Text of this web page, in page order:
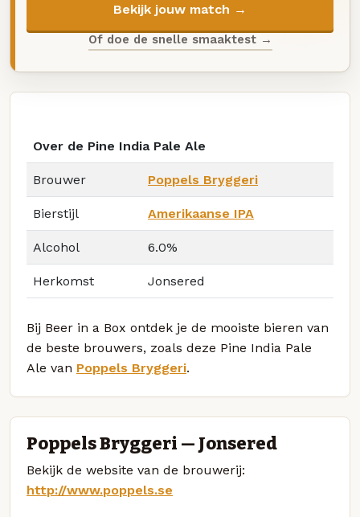
Bekijk jouw match →
Of doe de snelle smaaktest →
Over de Pine India Pale Ale
Brouwer Poppels Bryggeri
Bierstijl Amerikaanse IPA
Alcohol 6.0%
Herkomst Jonsered
Bij Beer in a Box ontdek je de mooiste bieren van
de beste brouwers, zoals deze Pine India Pale
Ale van Poppels Bryggeri.
Poppels Bryggeri — Jonsered
Bekijk de website van de brouwerij:
http://www.poppels.se